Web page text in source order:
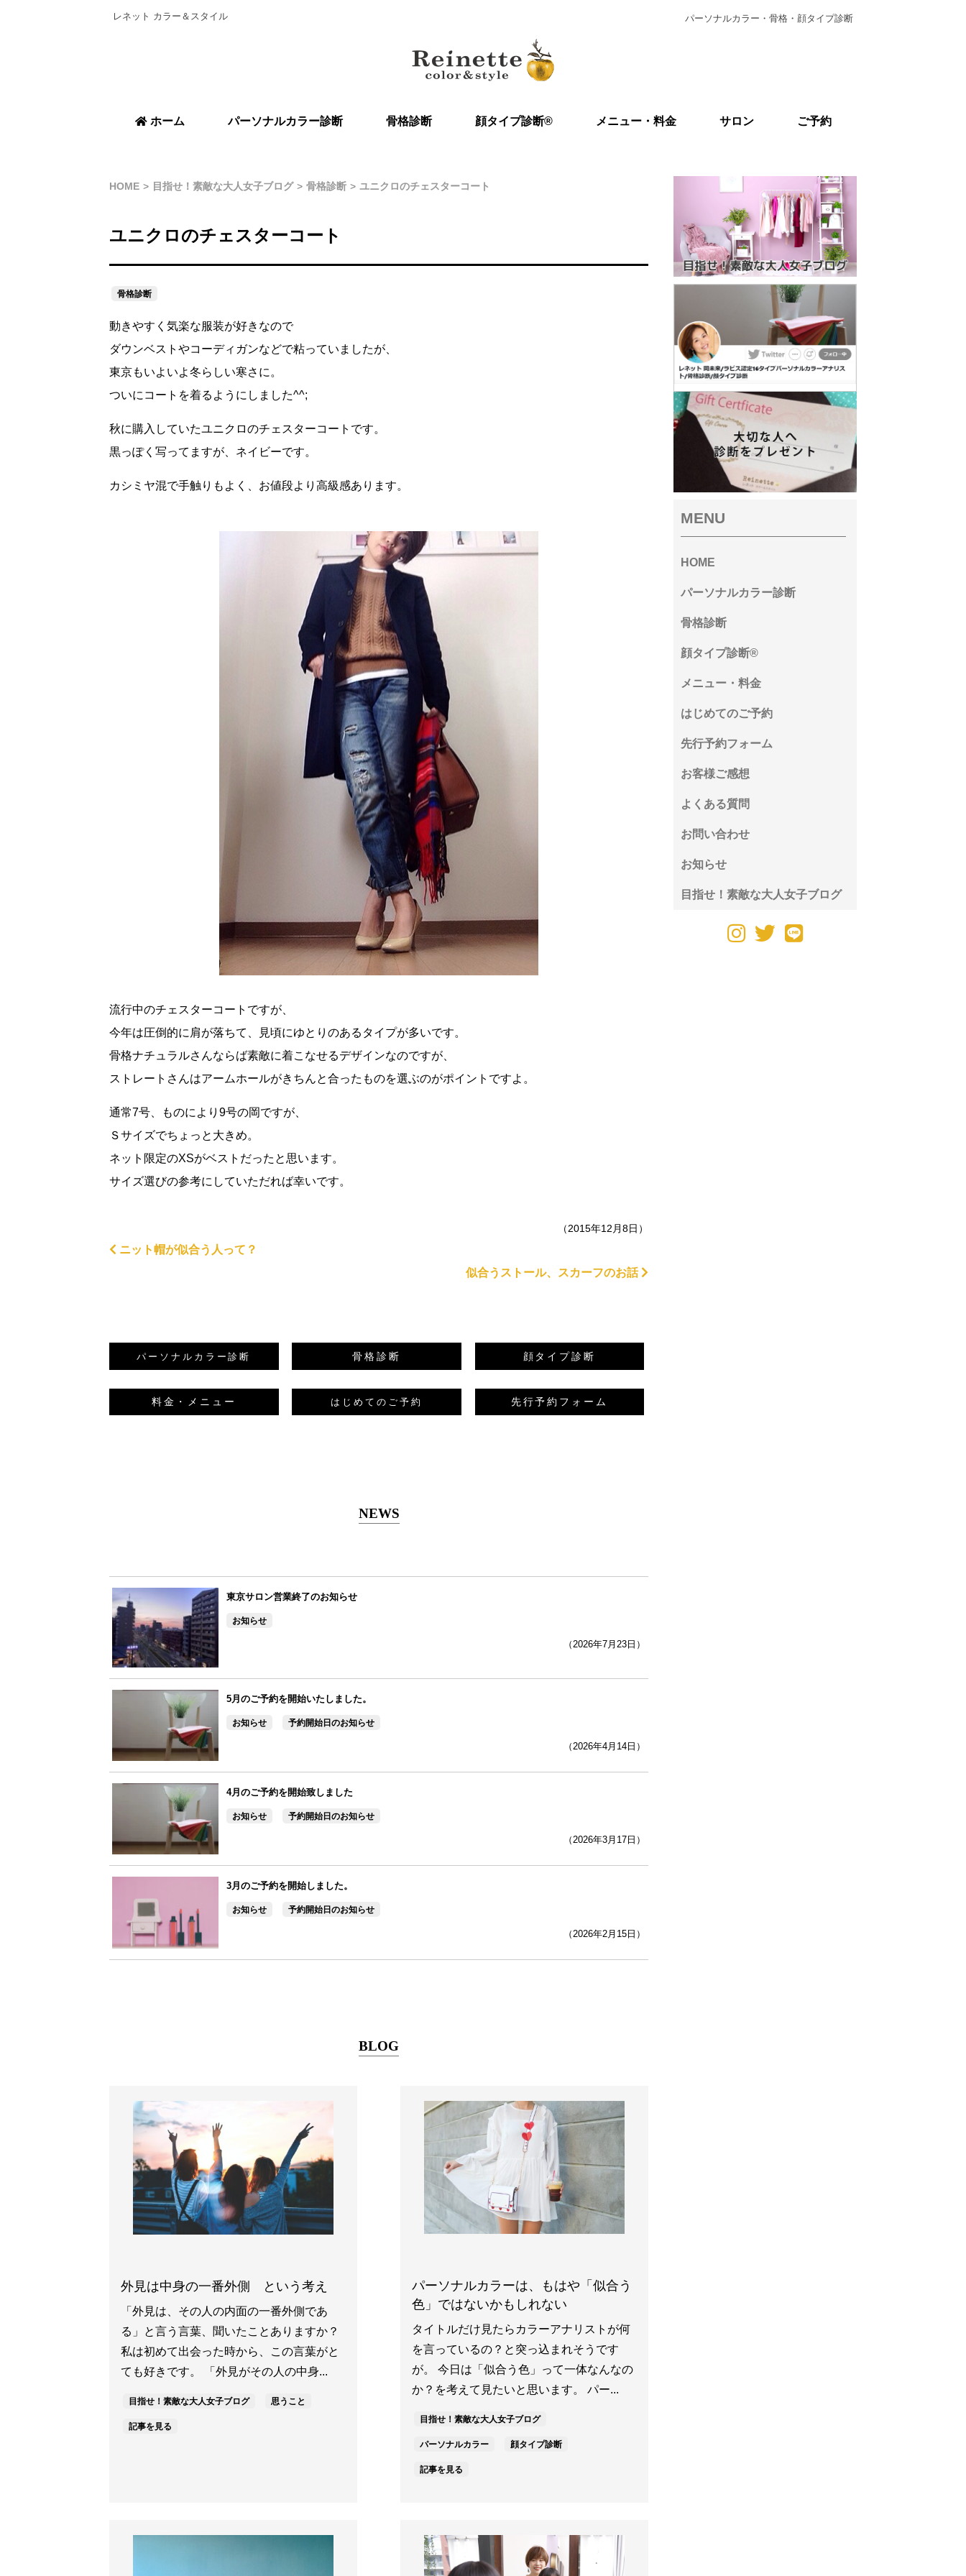
レネット カラー＆スタイル パーソナルカラー・骨格・顔タイプ診断
ホーム パーソナルカラー診断 骨格診断 顔タイプ診断®︎ メニュー・料金 サロン ご予約
HOME 目指せ！素敵な大人女子ブログ 骨格診断 ユニクロのチェスターコート
ユニクロのチェスターコート
骨格診断
動きやすく気楽な服装が好きなので
ダウンベストやコーディガンなどで粘っていましたが、
東京もいよいよ冬らしい寒さに。
ついにコートを着るようにしました^^;
秋に購入していたユニクロのチェスターコートです。
黒っぽく写ってますが、ネイビーです。
カシミヤ混で手触りもよく、お値段より高級感あります。
流行中のチェスターコートですが、
今年は圧倒的に肩が落ちて、見頃にゆとりのあるタイプが多いです。
骨格ナチュラルさんならば素敵に着こなせるデザインなのですが、
ストレートさんはアームホールがきちんと合ったものを選ぶのがポイントですよ。
通常7号、ものにより9号の岡ですが、
Ｓサイズでちょっと大きめ。
ネット限定のXSがベストだったと思います。
サイズ選びの参考にしていただれば幸いです。
（2015年12月8日）
ニット帽が似合う人って？
似合うストール、スカーフのお話
パーソナルカラー診断 骨格診断 顔タイプ診断
料金・メニュー はじめてのご予約 先行予約フォーム
NEWS
東京サロン営業終了のお知らせ
お知らせ
（2026年7月23日）
5月のご予約を開始いたしました。
お知らせ 予約開始日のお知らせ
（2026年4月14日）
4月のご予約を開始致しました
お知らせ 予約開始日のお知らせ
（2026年3月17日）
3月のご予約を開始しました。
お知らせ 予約開始日のお知らせ
（2026年2月15日）
BLOG
外見は中身の一番外側 という考え
「外見は、その人の内面の一番外側であ
る」と言う言葉、聞いたことありますか？
私は初めて出会った時から、この言葉がと
ても好きです。 「外見がその人の中身...
目指せ！素敵な大人女子ブログ 思うこと
記事を見る
パーソナルカラーは、もはや「似合う
色」ではないかもしれない
タイトルだけ見たらカラーアナリストが何
を言っているの？と突っ込まれそうです
が。 今日は「似合う色」って一体なんなの
か？を考えて見たいと思います。 パー...
目指せ！素敵な大人女子ブログ
パーソナルカラー 顔タイプ診断
記事を見る
MENU
HOME
パーソナルカラー診断
骨格診断
顔タイプ診断®︎
メニュー・料金
はじめてのご予約
先行予約フォーム
お客様ご感想
よくある質問
お問い合わせ
お知らせ
目指せ！素敵な大人女子ブログ